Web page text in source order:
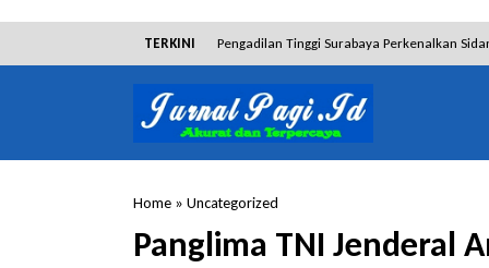
TERKINI Pengadilan Tinggi Surabaya Perkenalkan
Dibantah Terdakwa Ranto Hensa, Salim
Tim Tabur Kejari Surabaya Ringkus Mulia
Hakim Sebut Saksi Beruntung Tak Terseret
Home » Uncategorized
Panglima TNI Jenderal